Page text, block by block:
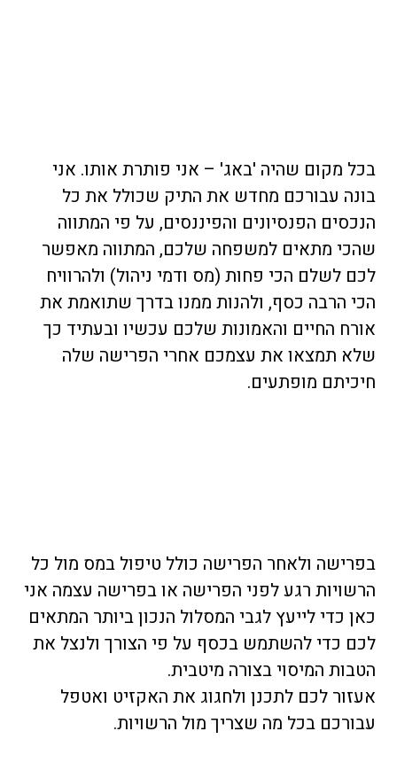
בכל מקום שהיה 'באג' – אני פותרת אותו. אני
בונה עבורכם מחדש את התיק שכולל את כל
הנכסים הפנסיונים והפיננסים, על פי המתווה
שהכי מתאים למשפחה שלכם, המתווה מאפשר
לכם לשלם הכי פחות (מס ודמי ניהול) ולהרוויח
הכי הרבה כסף, ולהנות ממנו בדרך שתואמת את
אורח החיים והאמונות שלכם עכשיו ובעתיד כך
שלא תמצאו את עצמכם אחרי הפרישה שלה
חיכיתם מופתעים.
בפרישה ולאחר הפרישה כולל טיפול במס מול כל
הרשויות רגע לפני הפרישה או בפרישה עצמה אני
כאן כדי לייעץ לגבי המסלול הנכון ביותר המתאים
לכם כדי להשתמש בכסף על פי הצורך ולנצל את
הטבות המיסוי בצורה מיטבית.
אעזור לכם לתכנן ולחגוג את האקזיט ואטפל
עבורכם בכל מה שצריך מול הרשויות.